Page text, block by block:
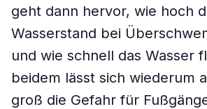
geht dann hervor, wie hoch
Wasserstand bei
und wie schnell das Wasser
beidem lässt sich wiederum
groß die Gefahr für